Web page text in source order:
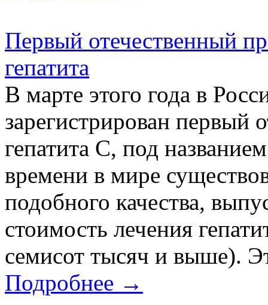
Первый отечественный
гепатита
В марте этого года в
зарегистрирован первый
гепатита С, под
времени в мире
подобного качества,
стоимость лечения
семисот тысяч и выше).
Подробнее →